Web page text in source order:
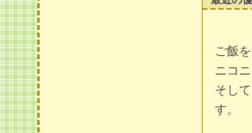
ご飯
ニコ
そし
す。